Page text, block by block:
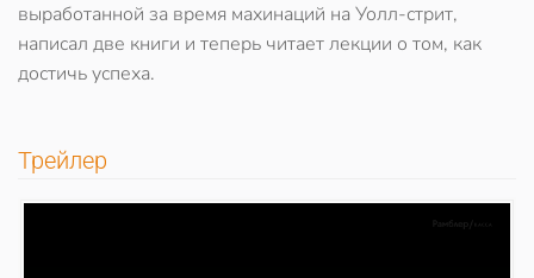
выработанной за время махинаций на Уолл-стрит,
написал две книги и теперь читает лекции о том, как
достичь успеха.
Трейлер